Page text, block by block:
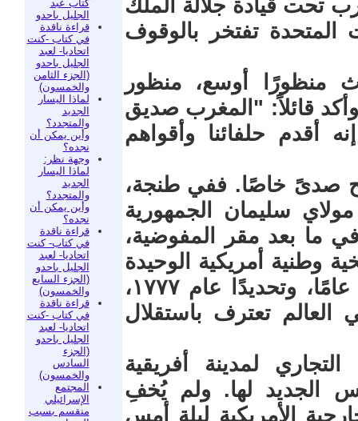
كتاب عبد
الجليل باحدو
قراءة ناقدة
في كتاب -كنت
اتحاديا- لعبد
الجليل باحدو
(الجزء الثامن
والخمسون)
لماذا اليسار
الجديد
والمتجدد؟
وأين يمكن أن
نجده؟
وجهة نظر:
لماذا اليسار
الجديد
والمتجدد؟
وأين يمكن أن
نجده؟
قراءة ناقدة
في كتاب- كنت
اتحاديا- لعبد
الجليل باحدو
(الجزء السابع
والخمسون)
قراءة ناقدة
في كتاب -كنت
اتحاديا- لعبد
الجليل باحدو
(الجزء
السادس
والخمسون)
المجتمع
الإسرائيلي
منقسم بسبب
تحت قيادة جلالة الملك
تفتخر بالوقوف
منظورًا أوسع، منظور
قائلاً: "المغرب صديق
أقدم حلفائنا وأقواهم
صدىً خاصًا. ففي طنجة،
مولاي سليمان الجمهورية
في ما بعد مقر المفوضية،
وطنية أمريكية الوحيدة
في الخارج. قبل ذلك بأربعة وأربعين عامًا، وتحديدًا عام ١٧٧٧،
العالم تعترف باستقلال
لمدينة أفريقية
الجديد لها. ولم يُخفِ
الأمريكية ليلة أمس